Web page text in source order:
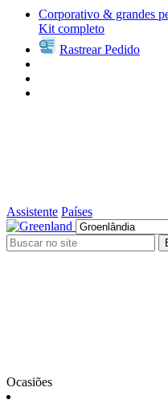
Corporativo & grandes
Kit completo
Rastrear Pedido
Assistente Países
Ocasiões